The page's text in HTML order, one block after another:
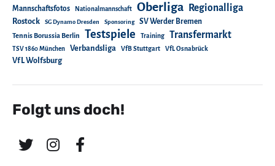
Mannschaftsfotos
Nationalmannschaft Oberliga Regionalliga
Rostock SG Dynamo Dresden Sponsoring SV Werder Bremen
Tennis Borussia Berlin Testspiele Training Transfermarkt
TSV 1860 München Verbandsliga VfB Stuttgart VfL Osnabrück
VfL Wolfsburg
Folgt uns doch!